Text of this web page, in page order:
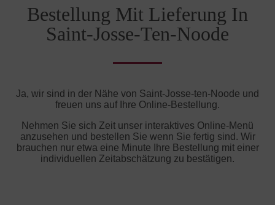
Bestellung Mit Lieferung In
Saint-Josse-Ten-Noode
Ja, wir sind in der Nähe von Saint-Josse-ten-Noode und
freuen uns auf Ihre Online-Bestellung.
Nehmen Sie sich Zeit unser interaktives Online-Menü
anzusehen und bestellen Sie wenn Sie fertig sind. Wir
brauchen nur etwa eine Minute Ihre Bestellung mit einer
individuellen Zeitabschätzung zu bestätigen.